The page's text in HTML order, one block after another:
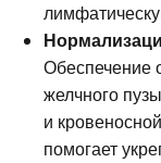
Обеспечение
желчного
и
помогает